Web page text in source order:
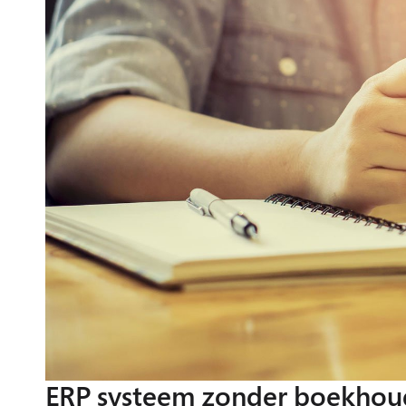
ERP systeem zonder